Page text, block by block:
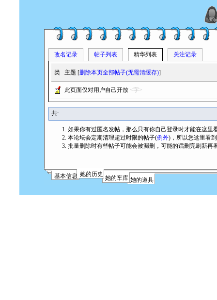
改名记录 帖子列表 精华列表 关注记录
类 主题 [删除本页全部帖子(无需清缓存)]
此页面仅对用户自己开放 <字>
共:
如果你有过匿名发帖，那么只有你自己登录时才能在这里
本论坛会定期清理超过时限的帖子(例外)，所以您这里看
批量删除时有些帖子可能会被漏删，可能的话删完刷新再
基本信息 她的历史
她的车库 她的道具